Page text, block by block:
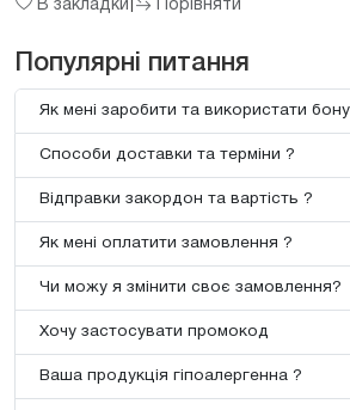
В закладки Порівняти
Популярні питання
Як мені заробити та використати
Способи доставки та терміни ?
Відправки закордон та вартість ?
Як мені оплатити замовлення ?
Чи можу я змінити своє замовлення?
Хочу застосувати промокод
Ваша продукція гіпоалергенна ?